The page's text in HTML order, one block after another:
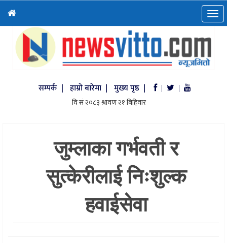
सम्पर्क | हाम्रो बारेमा | मुख्य पृष्ठ | | |
जुम्लाका गर्भवती र
सुत्केरीलाई निःशुल्क
हवाईसेवा